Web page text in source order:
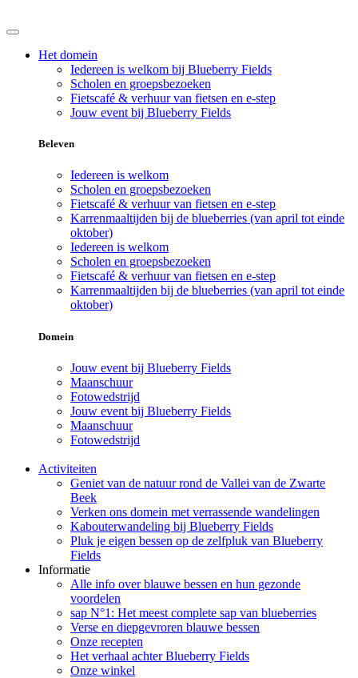
Het domein
Iedereen is welkom bij Blueberry Fields
Scholen en groepsbezoeken
Fietscafé & verhuur van fietsen en e-step
Jouw event bij Blueberry Fields
Beleven
Iedereen is welkom
Scholen en groepsbezoeken
Fietscafé & verhuur van fietsen en e-step
Karrenmaaltijden bij de blueberries (van april tot einde
oktober)
Iedereen is welkom
Scholen en groepsbezoeken
Fietscafé & verhuur van fietsen en e-step
Karrenmaaltijden bij de blueberries (van april tot einde
oktober)
Domein
Jouw event bij Blueberry Fields
Maanschuur
Fotowedstrijd
Jouw event bij Blueberry Fields
Maanschuur
Fotowedstrijd
Activiteiten
Geniet van de natuur rond de Vallei van de Zwarte
Beek
Verken ons domein met verrassende wandelingen
Kabouterwandeling bij Blueberry Fields
Pluk je eigen bessen op de zelfpluk van Blueberry
Fields
Informatie
Alle info over blauwe bessen en hun gezonde
voordelen
sap N°1: Het meest complete sap van blueberries
Verse en diepgevroren blauwe bessen
Onze recepten
Het verhaal achter Blueberry Fields
Onze winkel